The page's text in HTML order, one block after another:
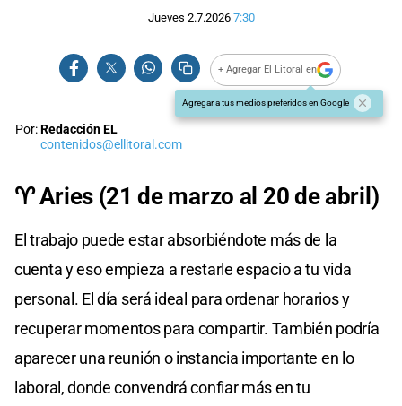
Jueves 2.7.2026 7:30
+ Agregar El Litoral en
Agregar a tus medios preferidos en Google
Por:Redacción EL
contenidos@ellitoral.com
♈ Aries (21 de marzo al 20 de abril)
El trabajo puede estar absorbiéndote más de la
cuenta y eso empieza a restarle espacio a tu vida
personal. El día será ideal para ordenar horarios y
recuperar momentos para compartir. También podría
aparecer una reunión o instancia importante en lo
laboral, donde convendrá confiar más en tu